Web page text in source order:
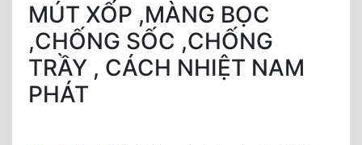
MÚT XỐP ,MÀNG BỌC
,CHỐNG SỐC ,CHỐNG
TRẦY , CÁCH NHIỆT NAM
PHÁT